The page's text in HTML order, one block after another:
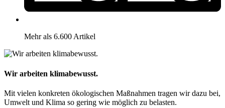
Mehr als 6.600 Artikel
Wir arbeiten klimabewusst.
Mit vielen konkreten ökologischen Maßnahmen tragen wir dazu bei,
Umwelt und Klima so gering wie möglich zu belasten.